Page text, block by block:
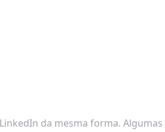
da mesma forma.